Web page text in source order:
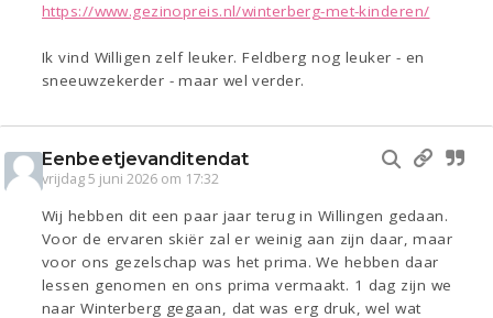
https://www.gezinopreis.nl/winterberg-met-kinderen/
Ik vind Willigen zelf leuker. Feldberg nog leuker - en
sneeuwzekerder - maar wel verder.
Eenbeetjevanditendat
vrijdag 5 juni 2026 om 17:32
Wij hebben dit een paar jaar terug in Willingen gedaan.
Voor de ervaren skiër zal er weinig aan zijn daar, maar
voor ons gezelschap was het prima. We hebben daar
lessen genomen en ons prima vermaakt. 1 dag zijn we
naar Winterberg gegaan, dat was erg druk, wel wat